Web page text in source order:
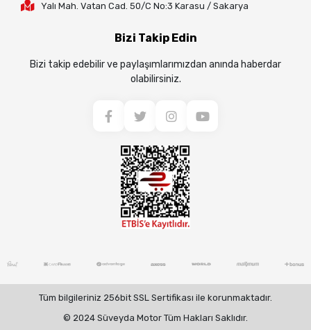
Yalı Mah. Vatan Cad. 50/C No:3 Karasu / Sakarya
Bizi Takip Edin
Bizi takip edebilir ve paylaşımlarımızdan anında haberdar
olabilirsiniz.
Tüm bilgileriniz 256bit SSL Sertifikası ile korunmaktadır.
© 2024 Süveyda Motor Tüm Hakları Saklıdır.